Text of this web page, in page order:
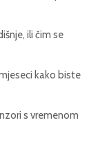
ili čim se
kako biste
s vremenom